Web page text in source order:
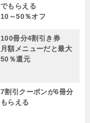
でもらえる
10～50％オフ
100冊分4割引き券
月額メニューだと最大
50％還元
7割引クーポンが6冊分
もらえる